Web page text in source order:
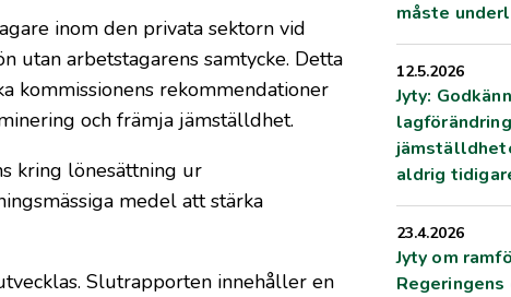
inom den privata sektorn vid
utan arbetstagarens samtycke. Detta
kommissionens rekommendationer
och främja jämställdhet.
kring lönesättning ur
medel att stärka
Slutrapporten innehåller en
måste
12.5.2026
Jyty:
aldrig
23.4.2026
Jyty om